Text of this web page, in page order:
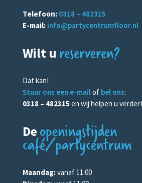
Telefoon: 0318 – 482315
E-mail: info@partycentrumfloor.nl
Wilt u reserveren?
Dat kan!
Stuur ons een e-mailof bel ons:
0318 – 482315 en wij helpen u verder!
De openingstijden
café/partycentrum
Maandag:vanaf 11:00